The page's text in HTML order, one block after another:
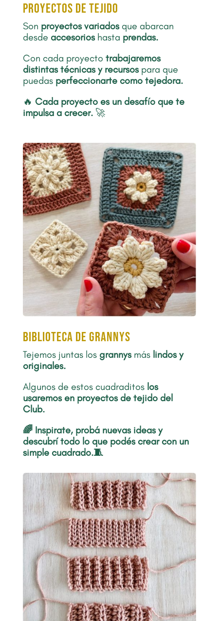
proyectos de tejido
Son proyectosvariadosque abarcan
desde accesorios hasta prendas.
Con cada proyecto trabajaremos
distintas técnicas y recursos para que
puedasperfeccionarte como tejedora.
🔥 Cada proyecto es un desafío que te
impulsa a crecer.🚀
biblioteca de grannys
Tejemos juntas los grannys más lindos y
originales.
Algunos de estos cuadraditos los
usaremos en proyectos de tejido del
Club.
🌈 Inspirate, probá nuevas ideas y
descubrí todo lo que podés crear con un
simple cuadrado.🧵